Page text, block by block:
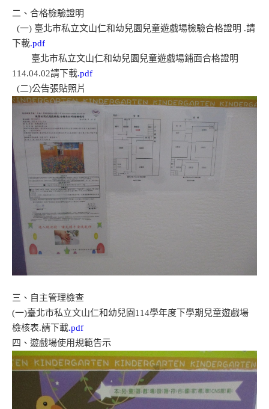
二、合格檢驗證明
(一) 臺北市私立文山仁和幼兒園兒童遊戲場檢驗合格證明 .請
下載.pdf
臺北市私立文山仁和幼兒園兒童遊戲場鋪面合格證明
114.04.02請下載.pdf
(二)公告張貼照片
三、自主管理檢查
(一)臺北市私立文山仁和幼兒園114學年度下學期兒童遊戲場
檢核表.請下載.pdf
四、遊戲場使用規範告示